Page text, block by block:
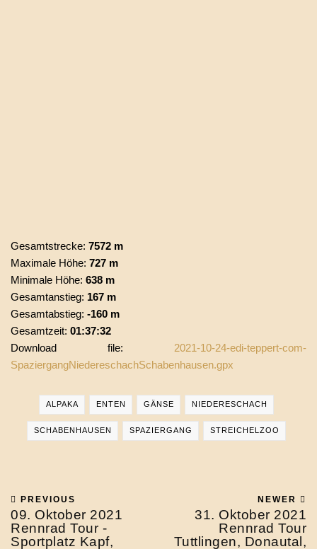
Gesamtstrecke: 7572 m
Maximale Höhe: 727 m
Minimale Höhe: 638 m
Gesamtanstieg: 167 m
Gesamtabstieg: -160 m
Gesamtzeit: 01:37:32
Download file: 2021-10-24-edi-teppert-com-
SpaziergangNiedereschachSchabenhausen.gpx
ALPAKA ENTEN GÄNSE NIEDERESCHACH
SCHABENHAUSEN SPAZIERGANG STREICHELZOO
PREVIOUS
09. Oktober 2021
Rennrad Tour -
Sportplatz Kapf,
NEWER
31. Oktober 2021
Rennrad Tour
Tuttlingen, Donautal,